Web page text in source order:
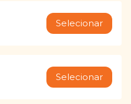
Selecionar
Selecionar